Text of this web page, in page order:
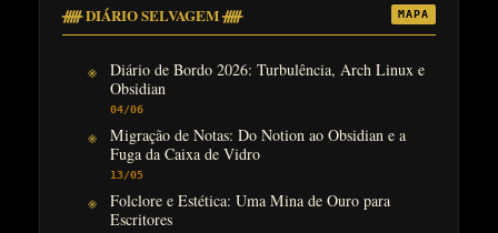
ᚏ DIÁRIO SELVAGEM ᚏ MAPA
Diário de Bordo 2026: Turbulência, Arch Linux e
Obsidian
04/06
Migração de Notas: Do Notion ao Obsidian e a
Fuga da Caixa de Vidro
13/05
Folclore e Estética: Uma Mina de Ouro para
Escritores